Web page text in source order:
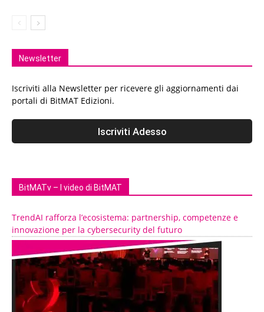
Newsletter
Iscriviti alla Newsletter per ricevere gli aggiornamenti dai
portali di BitMAT Edizioni.
BitMATv – I video di BitMAT
TrendAI rafforza l’ecosistema: partnership, competenze e
innovazione per la cybersecurity del futuro